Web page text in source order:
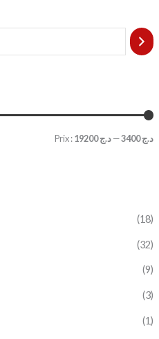
Prix : د.ج 3400 —د.ج 19200
(18)
(32)
(9)
(3)
(1)